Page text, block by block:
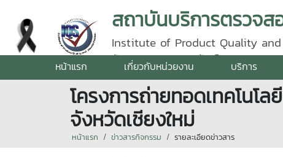
Institute of Product Quality and
รัตนราชสุดา | โทรศัพท์ 0 5387
หน้าแรก เกี่ยวกับหน่วยงาน บริการ
โครงการถ่ายทอดเทคโน
จังหวัดเชียงใหม่
หน้าแรก ข่าวสารกิจกรรม รายละเอียดข่าวสาร